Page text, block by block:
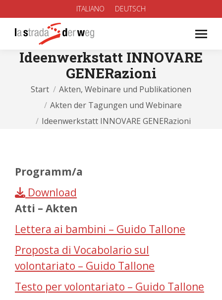
ITALIANO DEUTSCH
Ideenwerkstatt INNOVARE
GENERazioni
Sie befinden sich hier:
Start
Akten, Webinare und Publikationen
Akten der Tagungen und Webinare
Ideenwerkstatt INNOVARE GENERazioni
Programm/a
Download
Atti – Akten
Lettera ai bambini – Guido Tallone
Proposta di Vocabolario sul
volontariato – Guido Tallone
Testo per volontariato – Guido Tallone